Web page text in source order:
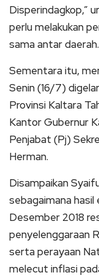
Disperindagkop,”
perlu melakukan
sama antar daerah.
Sementara itu,
Senin (16/7)
Provinsi Kaltara
Kantor Gubernur
Penjabat (Pj)
Herman.
Disampaikan
sebagaimana hasil
Desember 2018
penyelenggaraan
serta perayaan
melecut inflasi